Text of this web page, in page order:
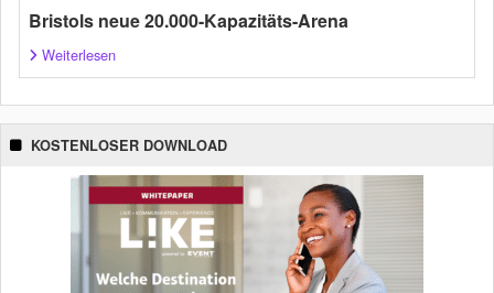
Bristols neue 20.000-Kapazitäts-Arena
Weiterlesen
KOSTENLOSER DOWNLOAD